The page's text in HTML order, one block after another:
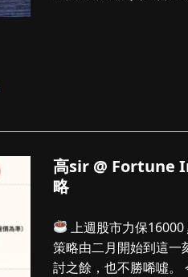
高sir @ Fortune
略
上週股市力保
策略由二月開始到這一
討之餘，也不勝唏噓。 今週開首就寫上「上週險守16000點」,